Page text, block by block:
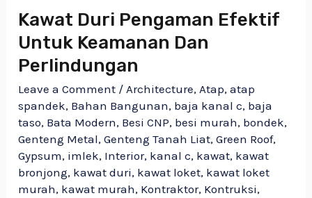
Kawat Duri Pengaman Efektif
Untuk Keamanan Dan
Perlindungan
Leave a Comment /Architecture,Atap,atap
spandek, Bahan Bangunan, baja kanal c, baja
taso, Bata Modern, Besi CNP, besi murah, bondek,
Genteng Metal,Genteng Tanah Liat,Green Roof,
Gypsum, imlek, Interior, kanal c, kawat, kawat
bronjong, kawat duri, kawat loket, kawat loket
murah, kawat murah, Kontraktor, Kontruksi,